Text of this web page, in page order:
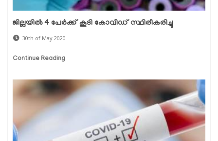
ജില്ലയില്‍ 4 പേര്‍ക്ക് കൂടി കോവിഡ് സ്ഥിരീകരിച്ചു
30th of May 2020
Continue Reading